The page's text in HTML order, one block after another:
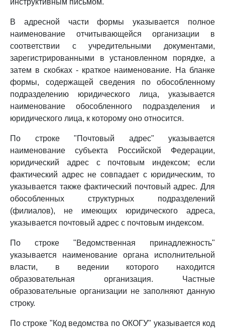
инструктивным письмом.
В адресной части формы указывается полное
наименование отчитывающейся организации в
соответствии с учредительными документами,
зарегистрированными в установленном порядке, а
затем в скобках - краткое наименование. На бланке
формы, содержащей сведения по обособленному
подразделению юридического лица, указывается
наименование обособленного подразделения и
юридического лица, к которому оно относится.
По строке "Почтовый адрес" указывается
наименование субъекта Российской Федерации,
юридический адрес с почтовым индексом; если
фактический адрес не совпадает с юридическим, то
указывается также фактический почтовый адрес. Для
обособленных структурных подразделений
(филиалов), не имеющих юридического адреса,
указывается почтовый адрес с почтовым индексом.
По строке "Ведомственная принадлежность"
указывается наименование органа исполнительной
власти, в ведении которого находится
образовательная организация. Частные
образовательные организации не заполняют данную
строку.
По строке "Код ведомства по ОКОГУ" указывается код